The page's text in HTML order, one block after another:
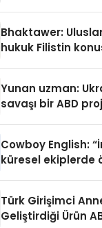
Sindirildiğini
Bhaktawer:
hukuk Filistin
Yunan uzman:
savaşı bir ABD
Cowboy English:
küresel ekiplerde
Türk Girişimci
Geliştirdiği Ürün